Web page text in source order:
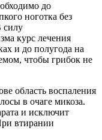
до
ноготка без
силу
курс лечения
и до полугода на
чтобы грибок не
область воспаления
в очаге микоза.
и исключит
втирании